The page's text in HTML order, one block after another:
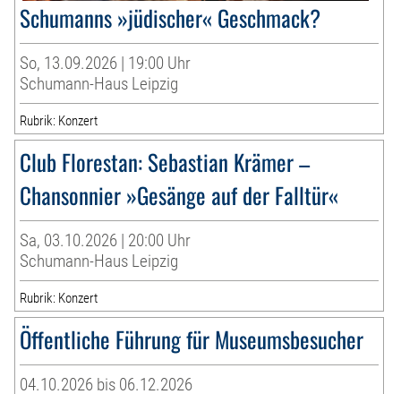
Schumanns »jüdischer« Geschmack?
So, 13.09.2026 | 19:00 Uhr
Schumann-Haus Leipzig
Rubrik: Konzert
Club Florestan: Sebastian Krämer –
Chansonnier »Gesänge auf der Falltür«
Sa, 03.10.2026 | 20:00 Uhr
Schumann-Haus Leipzig
Rubrik: Konzert
Öffentliche Führung für Museumsbesucher
04.10.2026 bis 06.12.2026